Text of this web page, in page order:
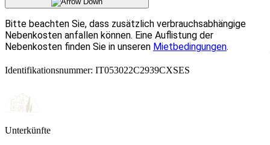
Bitte beachten Sie, dass zusätzlich verbrauchsabhängige
Nebenkosten anfallen können. Eine Auflistung der
Nebenkosten finden Sie in unseren Mietbedingungen.
Identifikationsnummer: IT053022C2939CXSES
Unterkünfte